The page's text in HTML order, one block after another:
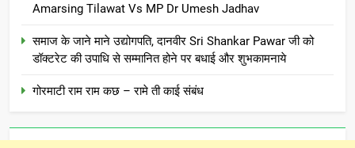
Amarsing Tilawat Vs MP Dr Umesh Jadhav
समाज के जाने माने उद्योगपति, दानवीर Sri Shankar Pawar जी को
डॉक्टरेट की उपाधि से सम्मानित होने पर बधाई और शुभकामनाये
गोरमाटी राम राम कछ – रामे ती काई संबंध